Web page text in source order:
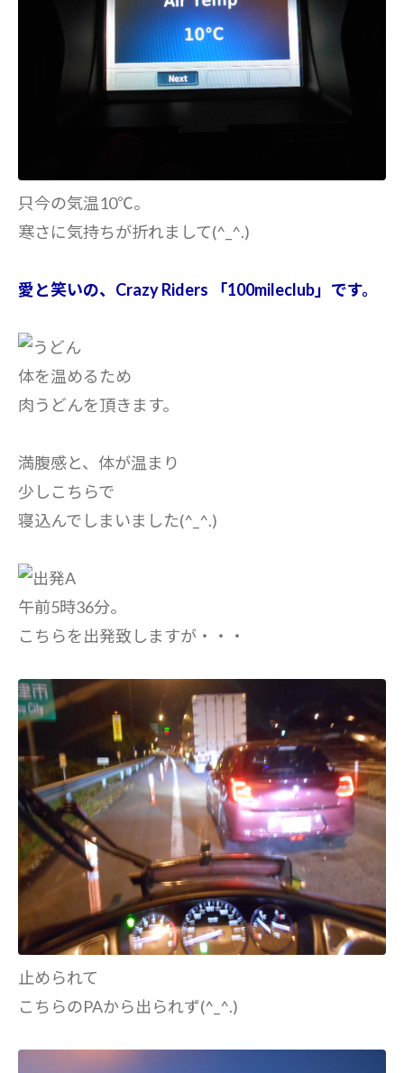
只今の気温10℃。
寒さに気持ちが折れまして(^_^.)
愛と笑いの、Crazy Riders 「100mileclub」です。
体を温めるため
肉うどんを頂きます。
満腹感と、体が温まり
少しこちらで
寝込んでしまいました(^_^.)
午前5時36分。
こちらを出発致しますが・・・
止められて
こちらのPAから出られず(^_^.)